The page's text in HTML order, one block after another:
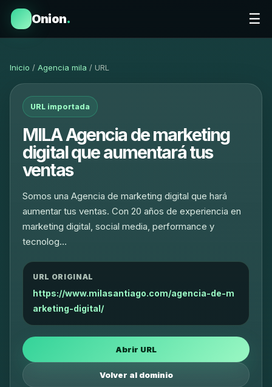
Onion. ☰
Inicio / Agencia mila / URL
URL importada
MILA Agencia de marketing
digital que aumentará tus
ventas
Somos una Agencia de marketing digital que hará
aumentar tus ventas. Con 20 años de experiencia en
marketing digital, social media, performance y
tecnolog…
URL ORIGINAL
https://www.milasantiago.com/agencia-de-m
arketing-digital/
Abrir URL
Volver al dominio